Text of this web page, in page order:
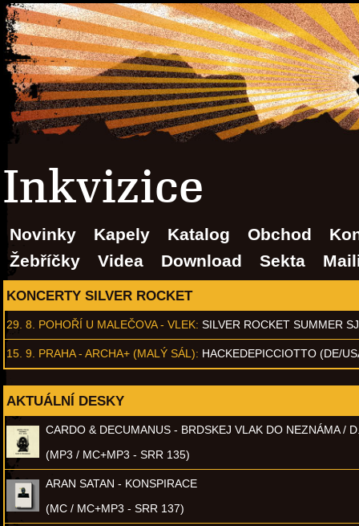
Inkvizice
Novinky Kapely Katalog Obchod
Žebříčky
Videa Download Sekta
KONCERTY SILVER ROCKET
29. 8. POHOŘÍ U MALEČOVA - VLEK: SILVER ROCKET SUMMER
15. 9. PRAHA - ARCHA+ (MALÝ SÁL): HACKEDEPICCIOTTO (DE/
AKTUÁLNÍ DESKY
CARDO & DECUMANUS - BRDSKEJ VLAK DO NEZNÁMA /
(MP3 / MC+MP3 - SRR 135)
ARAN SATAN - KONSPIRACE
(MC / MC+MP3 - SRR 137)